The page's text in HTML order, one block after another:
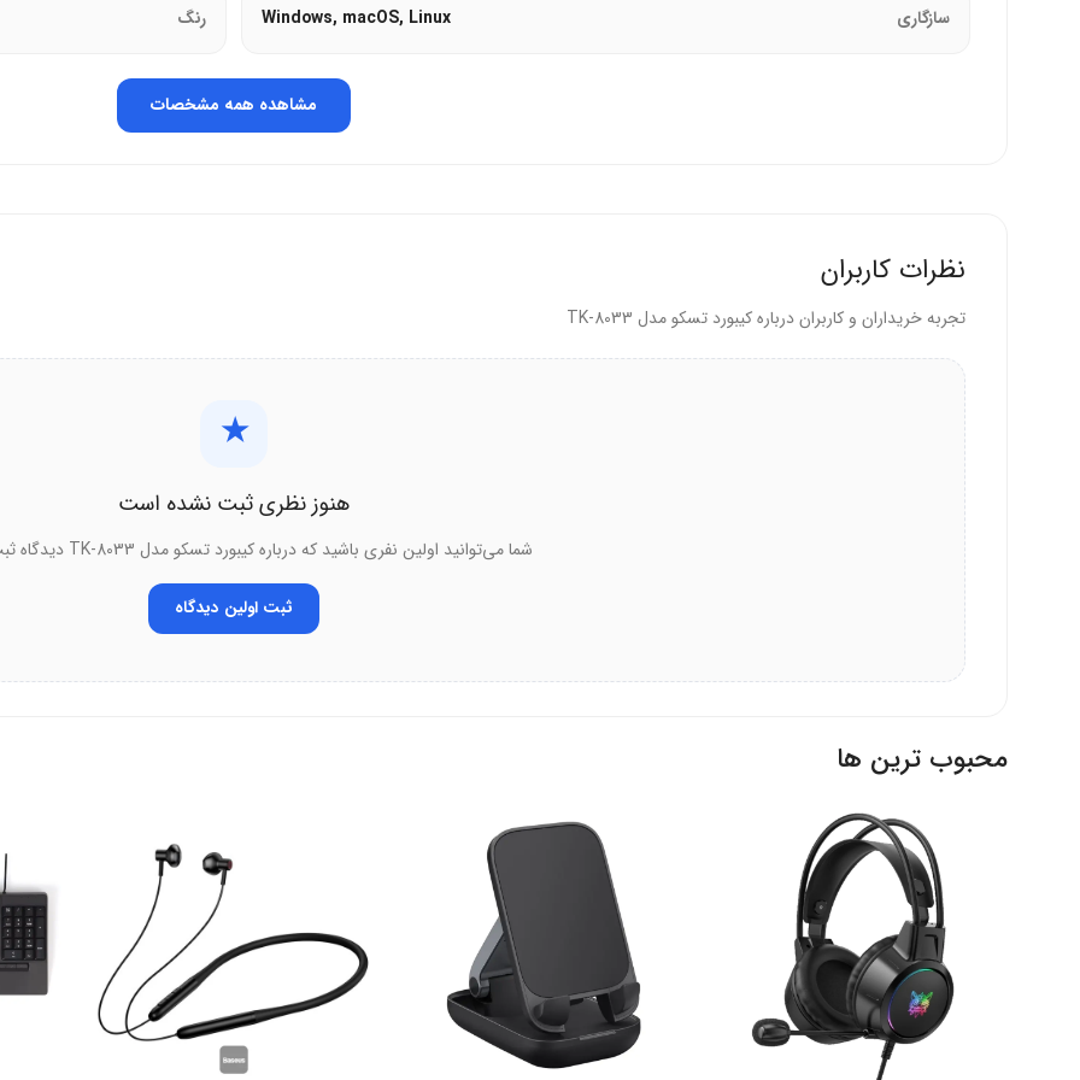
مناسب برای محیط‌های اداری، حسابداری، و استفاده خانگی.
این کیبورد برای چه کسانی مناسب است؟
کارمندان و حسابداران برای محاسبات و تایپ طولانی.
سازگاری Windows, macOS, Linux رنگ
مشاهده همه مشخصات
نظرات کاربران
تجربه خریداران و کاربران درباره کیبورد تسکو مدل TK-8033
★
هنوز نظری ثبت نشده است
شما می‌توانید اولین نفری باشید که درباره کیبورد تسکو مدل TK-8033 دیدگاه ثبت می‌کند.
ثبت اولین دیدگاه
محبوب ترین ها